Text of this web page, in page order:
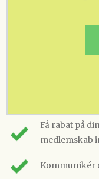
Få rabat på
medlemskab
Kommunikér